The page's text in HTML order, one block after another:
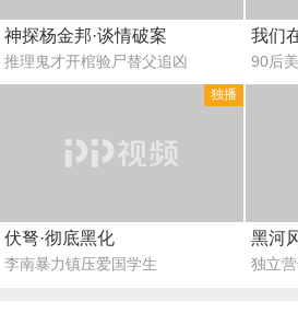
神探杨金邦·谈情破案
推理鬼才开棺验尸替父追凶
我们
90后
伏弩·彻底黑化
李南暴力镇压爱国学生
独播
黑河
独立